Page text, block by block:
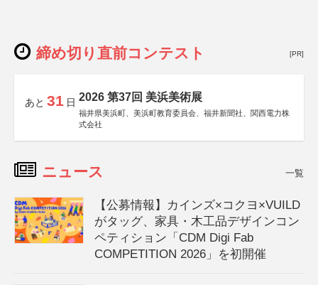
締め切り直前コンテスト [PR]
あと 31 日 2026 第37回 美浜美術展
福井県美浜町、美浜町教育委員会、福井新聞社、関西電力株
式会社
ニュース 一覧
【公募情報】カインズ×コクヨ×VUILD
がタッグ、家具・木工品デザインコン
ペティション「CDM Digi Fab
COMPETITION 2026」を初開催